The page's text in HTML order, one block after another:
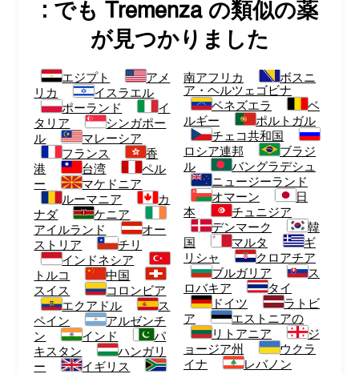
: でも Tremenzaの類似の薬
が見つかりました
エジプト
アメ
リカ
イスラエル
ポーランド
イ
タリア
シンガポー
ル
マレーシア
フランス
香
港
台湾
ペル
ー
マケドニア
ルーマニア
カ
ナダ
ケニア
アイルランド
オー
ストリア
チリ
インドネシア
トルコ
中国
スイス
コロンビア
エクアドル
ス
ペイン
アルゼンチ
ン
インド
パ
キスタン
ハンガリ
ー
イギリス
南アフリカ
ボスニ
ア・ヘルツェゴビナ
ベネズエラ
ベ
ルギー
ポルトガル
チェコ共和国
ロシア連邦
ブラジ
ル
バングラデシュ
ニュージーランド
オマーン
日
本
チュニジア
デンマーク
韓
国
マルタ
ギ
リシャ
クロアチア
ブルガリア
ス
ロバキア
タイ
ドイツ
ラトビ
ア
エストニアの
リトアニア
ジ
ョージア州
ウクラ
イナ
レバノン